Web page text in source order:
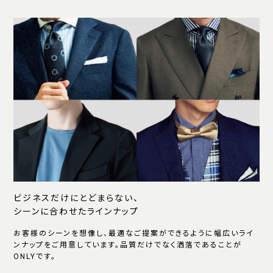
ビジネスだけにとどまらない、
シーンに合わせたラインナップ
お客様のシーンを想像し、最適なご提案ができるように幅広いライ
ンナップをご用意しています。品質だけでなく洒落であることが
ONLYです。